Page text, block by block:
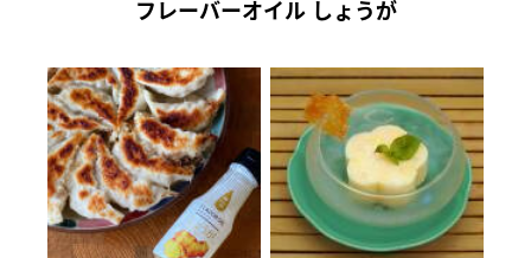
フレーバーオイル しょうが